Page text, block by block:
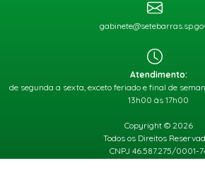
Atendimento:
de segunda a sexta, exceto feriado e final de
13h00 às 17h00
Copyright © 2026
Todos os Direitos
CNPJ 46.587.275/0001-